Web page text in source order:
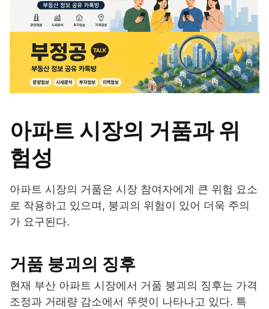
아파트 시장의 거품과 위
험성
아파트 시장의 거품은 시장 참여자에게 큰 위험 요소
로 작용하고 있으며, 붕괴의 위험이 있어 더욱 주의
가 요구된다.
거품 붕괴의 징후
현재 부산 아파트 시장에서 거품 붕괴의 징후는 가격
조정과 거래량 감소에서 뚜렷이 나타나고 있다. 특